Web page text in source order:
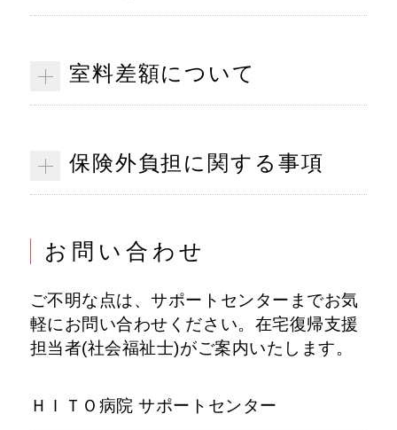
室料差額について
保険外負担に関する事項
お問い合わせ
ご不明な点は、サポートセンターまでお気
軽にお問い合わせください。在宅復帰支援
担当者(社会福祉士)がご案内いたします。
ＨＩＴＯ病院 サポートセンター